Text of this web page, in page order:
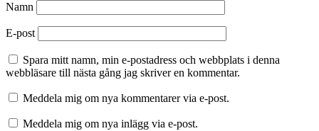
Namn
E-post
Spara mitt namn, min e-postadress och webbplats i denna
webbläsare till nästa gång jag skriver en kommentar.
Meddela mig om nya kommentarer via e-post.
Meddela mig om nya inlägg via e-post.